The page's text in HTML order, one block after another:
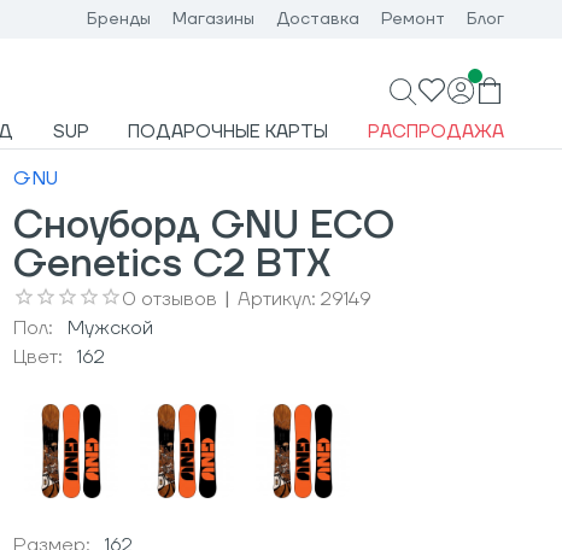
Бренды Магазины Доставка Ремонт Блог
SUP ПОДАРОЧНЫЕ КАРТЫ РАСПРОДАЖА
GNU
Сноуборд GNU ECO
Genetics C2 BTX
0 отзывов | Артикул: 29149
Пол:
Мужcкой
Цвет:
162
Размер: 162